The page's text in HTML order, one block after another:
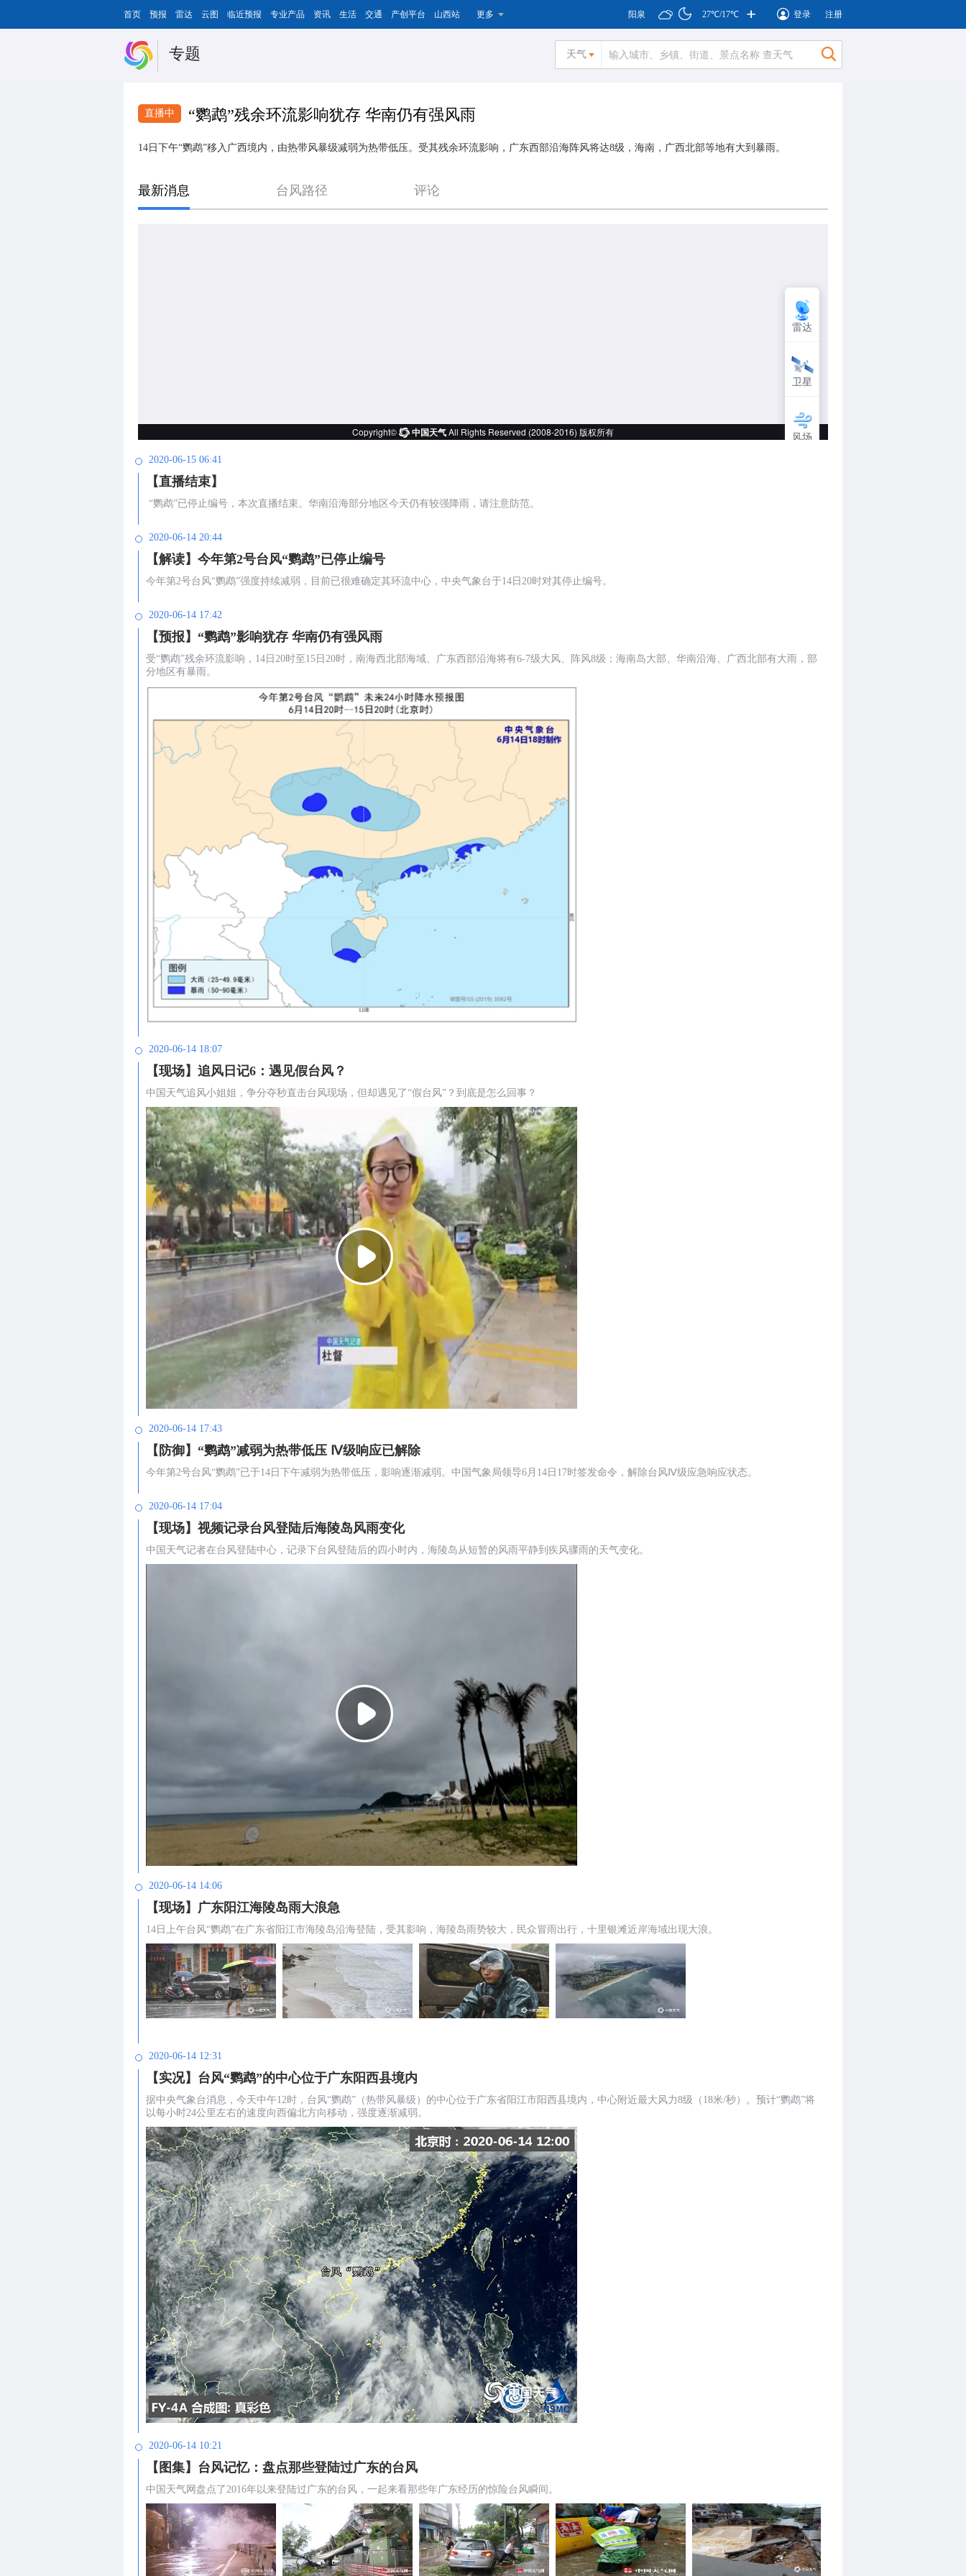
首页 预报 雷达 云图 临近预报 专业产品 资讯 生活 交通 产创平台 山西站 更多 阳泉 27℃/17℃ 登录 注册
专题 天气
直播中 “鹦鹉”残余环流影响犹存 华南仍有强风雨
14日下午“鹦鹉”移入广西境内，由热带风暴级减弱为热带低压。受其残余环流影响，广东西部沿海阵风将达8级，海南，广西北部等地有大到暴雨。
最新消息 台风路径 评论
2020-06-15 06:41
【直播结束】
“鹦鹉”已停止编号，本次直播结束。华南沿海部分地区今天仍有较强降雨，请注意防范。
2020-06-14 20:44
【解读】今年第2号台风“鹦鹉”已停止编号
今年第2号台风“鹦鹉”强度持续减弱，目前已很难确定其环流中心，中央气象台于14日20时对其停止编号。
2020-06-14 17:42
【预报】“鹦鹉”影响犹存 华南仍有强风雨
受“鹦鹉”残余环流影响，14日20时至15日20时，南海西北部海域、广东西部沿海将有6-7级大风、阵风8级；海南岛大部、华南沿海、广西北部有大雨，部
分地区有暴雨。
2020-06-14 18:07
【现场】追风日记6：遇见假台风？
中国天气追风小姐姐，争分夺秒直击台风现场，但却遇见了“假台风”？到底是怎么回事？
2020-06-14 17:43
【防御】“鹦鹉”减弱为热带低压 Ⅳ级响应已解除
今年第2号台风“鹦鹉”已于14日下午减弱为热带低压，影响逐渐减弱。中国气象局领导6月14日17时签发命令，解除台风Ⅳ级应急响应状态。
2020-06-14 17:04
【现场】视频记录台风登陆后海陵岛风雨变化
中国天气记者在台风登陆中心，记录下台风登陆后的四小时内，海陵岛从短暂的风雨平静到疾风骤雨的天气变化。
2020-06-14 14:06
【现场】广东阳江海陵岛雨大浪急
14日上午台风“鹦鹉”在广东省阳江市海陵岛沿海登陆，受其影响，海陵岛雨势较大，民众冒雨出行，十里银滩近岸海域出现大浪。
2020-06-14 12:31
【实况】台风“鹦鹉”的中心位于广东阳西县境内
据中央气象台消息，今天中午12时，台风“鹦鹉”（热带风暴级）的中心位于广东省阳江市阳西县境内，中心附近最大风力8级（18米/秒）。预计“鹦鹉”将
以每小时24公里左右的速度向西偏北方向移动，强度逐渐减弱。
2020-06-14 10:21
【图集】台风记忆：盘点那些登陆过广东的台风
中国天气网盘点了2016年以来登陆过广东的台风，一起来看那些年广东经历的惊险台风瞬间。